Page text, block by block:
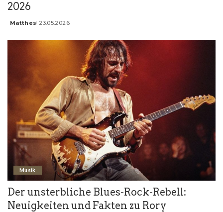
2026
Posted
Matthes 23.05.2026
Musik
Der unsterbliche Blues-Rock-Rebell:
Neuigkeiten und Fakten zu Rory